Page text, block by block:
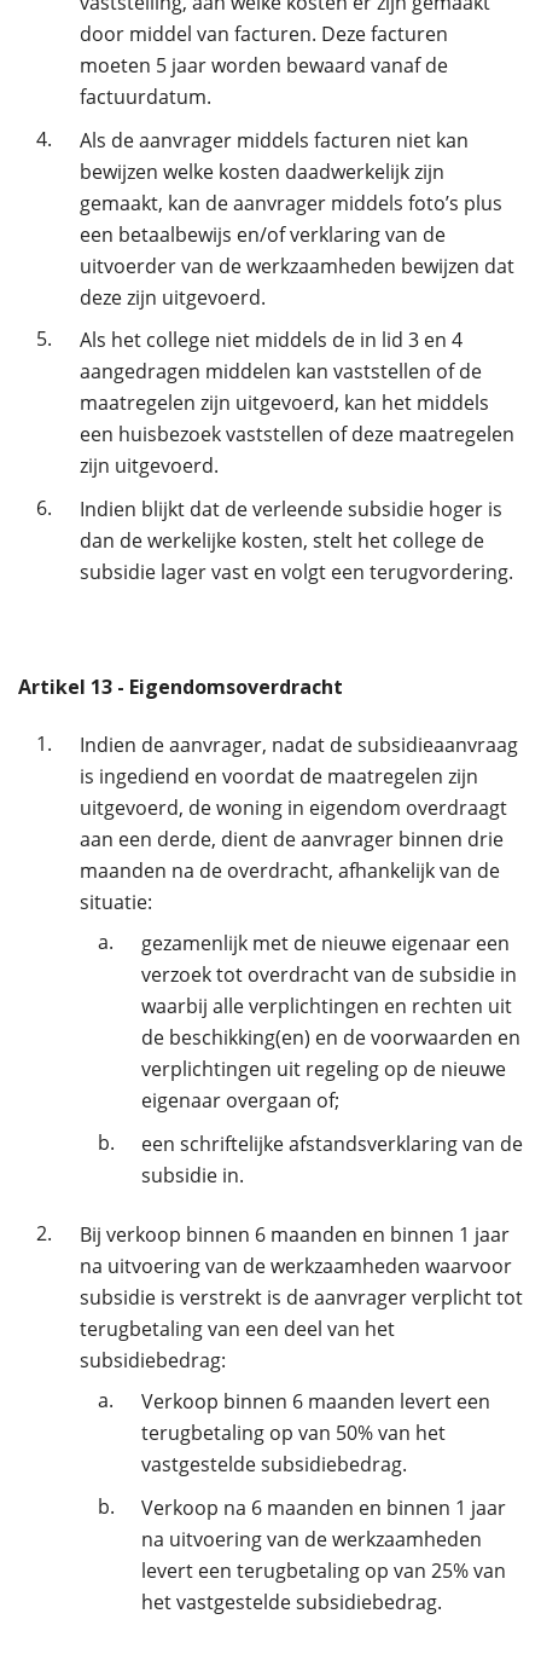
door middel van facturen. Deze facturen
moeten 5 jaar worden bewaard vanaf de
factuurdatum.
4.
Als de aanvrager middels facturen niet kan
bewijzen welke kosten daadwerkelijk zijn
gemaakt, kan de aanvrager middels foto’s plus
een betaalbewijs en/of verklaring van de
uitvoerder van de werkzaamheden bewijzen dat
deze zijn uitgevoerd.
5.
Als het college niet middels de in lid 3 en 4
aangedragen middelen kan vaststellen of de
maatregelen zijn uitgevoerd, kan het middels
een huisbezoek vaststellen of deze maatregelen
zijn uitgevoerd.
6.
Indien blijkt dat de verleende subsidie hoger is
dan de werkelijke kosten, stelt het college de
subsidie lager vast en volgt een terugvordering.
Artikel 13 - Eigendomsoverdracht
1.
Indien de aanvrager, nadat de subsidieaanvraag
is ingediend en voordat de maatregelen zijn
uitgevoerd, de woning in eigendom overdraagt
aan een derde, dient de aanvrager binnen drie
maanden na de overdracht, afhankelijk van de
situatie:
a.
gezamenlijk met de nieuwe eigenaar een
verzoek tot overdracht van de subsidie in
waarbij alle verplichtingen en rechten uit
de beschikking(en) en de voorwaarden en
verplichtingen uit regeling op de nieuwe
eigenaar overgaan of;
b.
een schriftelijke afstandsverklaring van de
subsidie in.
2.
Bij verkoop binnen 6 maanden en binnen 1 jaar
na uitvoering van de werkzaamheden waarvoor
subsidie is verstrekt is de aanvrager verplicht tot
terugbetaling van een deel van het
subsidiebedrag:
a.
Verkoop binnen 6 maanden levert een
terugbetaling op van 50% van het
vastgestelde subsidiebedrag.
b.
Verkoop na 6 maanden en binnen 1 jaar
na uitvoering van de werkzaamheden
levert een terugbetaling op van 25% van
het vastgestelde subsidiebedrag.